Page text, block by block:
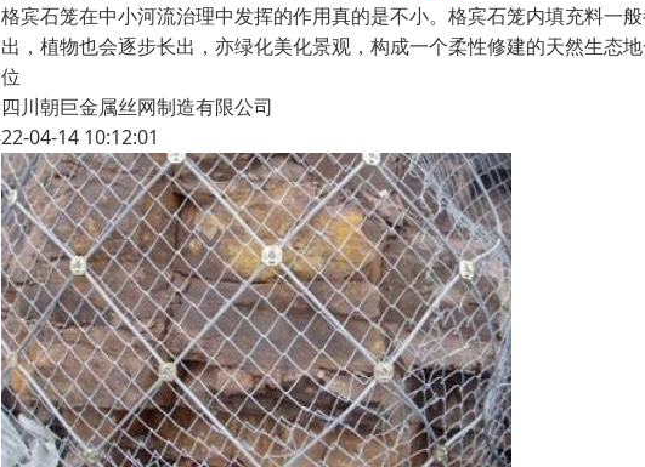
格宾石笼在中小河流治理中发挥的作用真的是不小。格宾石笼内填充料一
出，植物也会逐步长出，亦绿化美化景观，构成一个柔性修建的天然生态
位
四川朝巨金属丝网制造有限公司
22-04-14 10:12:01